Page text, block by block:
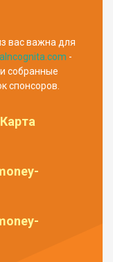
вас важна для
-
собранные
спонсоров.